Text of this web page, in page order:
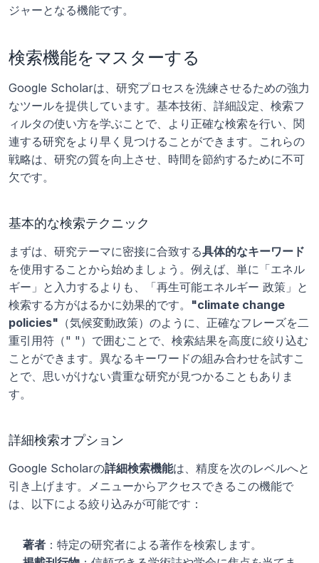
ジャーとなる機能です。
検索機能をマスターする
Google Scholarは、研究プロセスを洗練させるための強力
なツールを提供しています。基本技術、詳細設定、検索フ
ィルタの使い方を学ぶことで、より正確な検索を行い、関
連する研究をより早く見つけることができます。これらの
戦略は、研究の質を向上させ、時間を節約するために不可
欠です。
基本的な検索テクニック
まずは、研究テーマに密接に合致する具体的なキーワード
を使用することから始めましょう。例えば、単に「エネル
ギー」と入力するよりも、「再生可能エネルギー 政策」と
検索する方がはるかに効果的です。 "climate change
policies" （気候変動政策）のように、正確なフレーズを二
重引用符（" "）で囲むことで、検索結果を高度に絞り込む
ことができます。異なるキーワードの組み合わせを試すこ
とで、思いがけない貴重な研究が見つかることもありま
す。
詳細検索オプション
Google Scholarの詳細検索機能は、精度を次のレベルへと
引き上げます。メニューからアクセスできるこの機能で
は、以下による絞り込みが可能です：
著者 ：特定の研究者による著作を検索します。